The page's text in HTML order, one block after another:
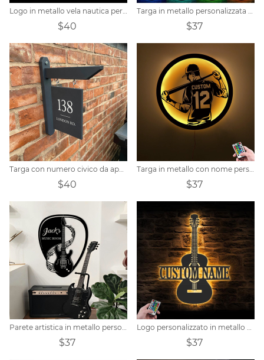
Logo in metallo vela nautica personalizzato
$40
Targa in metallo personalizzata per giocatore di football
$37
Targa con numero civico da appendere personalizzata
$40
Targa in metallo con nome personalizzato del giocatore di baseball
$37
Parete artistica in metallo personalizzata per chitarra
$37
Logo personalizzato in metallo per chitarra personalizzato
$37